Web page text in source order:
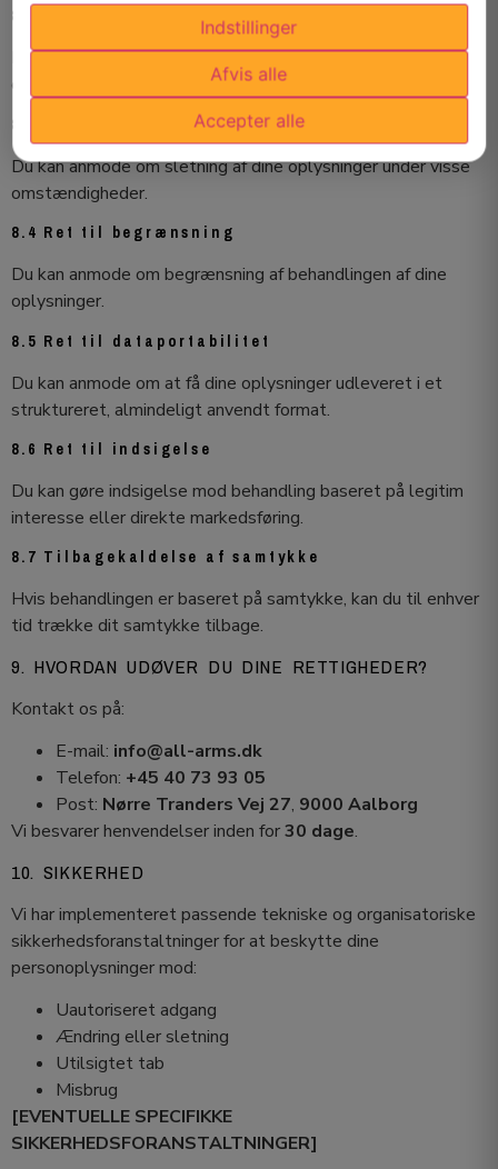
8.2 Ret til berigtigelse
Du kan anmode om at få rettet forkerte eller ufuldstændige
oplysninger.
8.3 Ret til sletning
Du kan anmode om sletning af dine oplysninger under visse
omstændigheder.
8.4 Ret til begrænsning
Du kan anmode om begrænsning af behandlingen af dine
oplysninger.
8.5 Ret til dataportabilitet
Du kan anmode om at få dine oplysninger udleveret i et
struktureret, almindeligt anvendt format.
8.6 Ret til indsigelse
Du kan gøre indsigelse mod behandling baseret på legitim
interesse eller direkte markedsføring.
8.7 Tilbagekaldelse af samtykke
Hvis behandlingen er baseret på samtykke, kan du til enhver
tid trække dit samtykke tilbage.
9. HVORDAN UDØVER DU DINE RETTIGHEDER?
Kontakt os på:
E-mail: info@all-arms.dk
Telefon: +45 40 73 93 05
Post: Nørre Tranders Vej 27, 9000 Aalborg
Vi besvarer henvendelser inden for30 dage.
10. SIKKERHED
Vi har implementeret passende tekniske og organisatoriske
sikkerhedsforanstaltninger for at beskytte dine
personoplysninger mod:
Uautoriseret adgang
Ændring eller sletning
Utilsigtet tab
Misbrug
[EVENTUELLE SPECIFIKKE
SIKKERHEDSFORANSTALTNINGER]
Indstillinger
Afvis alle
Accepter alle